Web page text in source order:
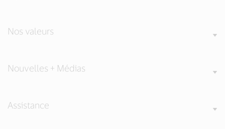
Nos valeurs
Nouvelles + Médias
Assistance